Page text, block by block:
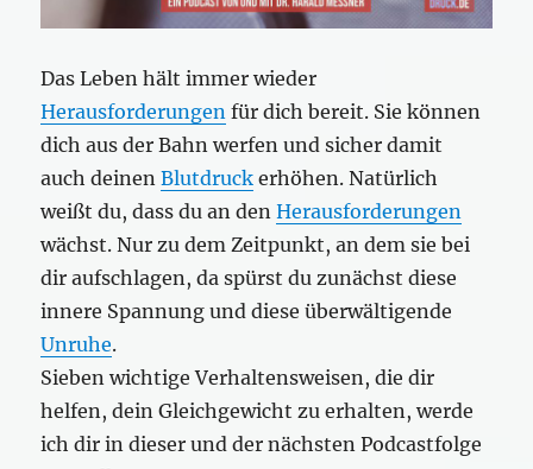
Das Leben hält immer wieder
Herausforderungen für dich bereit. Sie können
dich aus der Bahn werfen und sicher damit
auch deinenBlutdruck erhöhen. Natürlich
weißt du, dass du an denHerausforderungen
wächst. Nur zu dem Zeitpunkt, an dem sie bei
dir aufschlagen, da spürst du zunächst diese
innere Spannung und diese überwältigende
Unruhe.
Sieben wichtige Verhaltensweisen, die dir
helfen, dein Gleichgewicht zu erhalten, werde
ich dir in dieser und der nächsten Podcastfolge